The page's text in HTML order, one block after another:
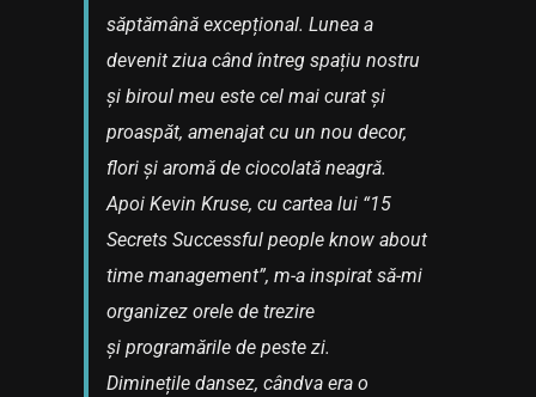
săptămână excepțional. Lunea a
devenit ziua când întreg spațiu nostru
și biroul meu este cel mai curat și
proaspăt, amenajat cu un nou decor,
flori și aromă de ciocolată neagră.
Apoi Kevin Kruse, cu cartea lui “15
Secrets Successful people know about
time management”, m-a inspirat să-mi
organizez orele de trezire
și programările de peste zi.
Diminețile dansez, cândva era o